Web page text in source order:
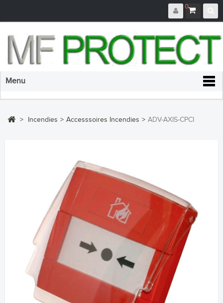
0
Menu
> Incendies > Accesssoires Incendies > ADV-AXIS-CPCI